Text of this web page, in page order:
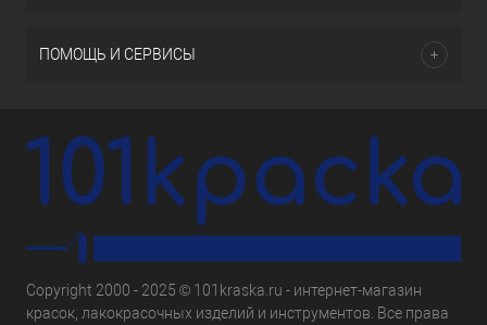
ПОМОЩЬ И СЕРВИСЫ
Copyright 2000 - 2025 © 101kraska.ru - интернет-магазин
красок, лакокрасочных изделий и инструментов. Все права